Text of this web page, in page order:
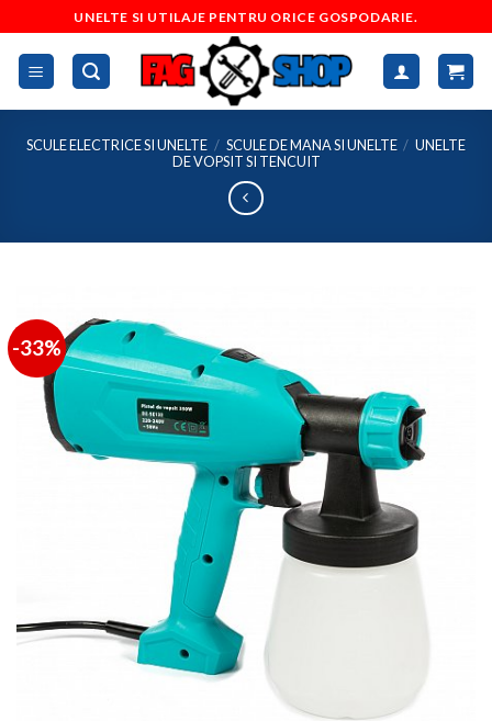
to
content
UNELTE SI UTILAJE PENTRU ORICE GOSPODARIE.
SCULE ELECTRICE SI UNELTE / SCULE DE MANA SI UNELTE / UNELTE
DE VOPSIT SI TENCUIT
-33%